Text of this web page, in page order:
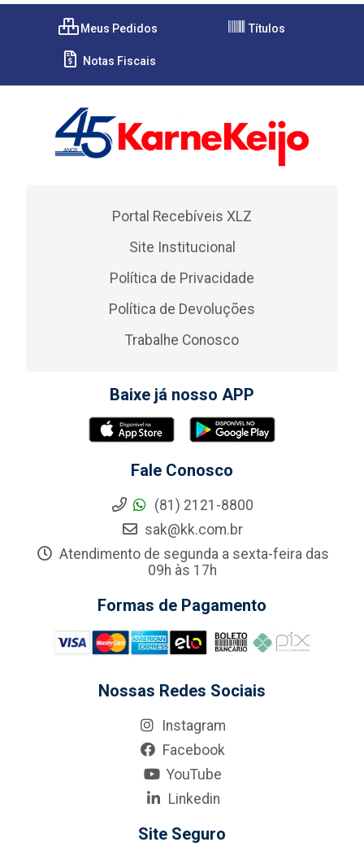
Meus Pedidos Títulos
Notas Fiscais
Portal Recebíveis XLZ
Site Institucional
Política de Privacidade
Política de Devoluções
Trabalhe Conosco
Baixe já nosso APP
Fale Conosco
(81) 2121-8800
sak@kk.com.br
Atendimento de segunda a sexta-feira das
09h às 17h
Formas de Pagamento
Nossas Redes Sociais
Instagram
Facebook
YouTube
Linkedin
Site Seguro